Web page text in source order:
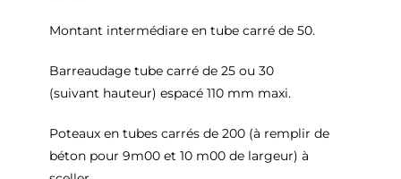
Montant intermédiare en tube carré de 50.
Barreaudage tube carré de 25 ou 30
(suivant hauteur) espacé 110 mm maxi.
Poteaux en tubes carrés de 200 (à remplir de
béton pour 9m00 et 10 m00 de largeur) à